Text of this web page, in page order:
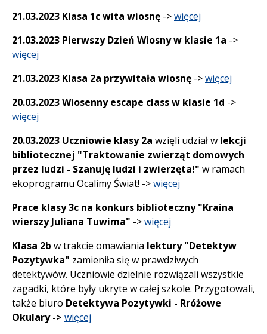
21.03.2023 Klasa 1c wita wiosnę ->więcej
21.03.2023 Pierwszy Dzień Wiosny w klasie 1a ->
więcej
21.03.2023 Klasa 2a przywitała wiosnę ->więcej
20.03.2023 Wiosenny escape class w klasie 1d ->
więcej
20.03.2023 Uczniowie klasy 2a wzięli udział w lekcji
bibliotecznej "Traktowanie zwierząt domowych
przez ludzi - Szanuję ludzi i zwierzęta!" w ramach
ekoprogramu Ocalimy Świat! ->więcej
Prace klasy 3c na konkurs biblioteczny "Kraina
wierszy Juliana Tuwima" ->więcej
Klasa 2b w trakcie omawiania lektury "Detektyw
Pozytywka" zamieniła się w prawdziwych
detektywów. Uczniowie dzielnie rozwiązali wszystkie
zagadki, które były ukryte w całej szkole. Przygotowali,
także biuro Detektywa Pozytywki - Rróżowe
Okulary -> więcej